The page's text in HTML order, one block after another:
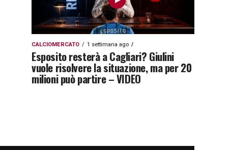
CALCIOMERCATO 1 settimana ago
Esposito resterà a Cagliari? Giulini
vuole risolvere la situazione, ma per 20
milioni può partire – VIDEO